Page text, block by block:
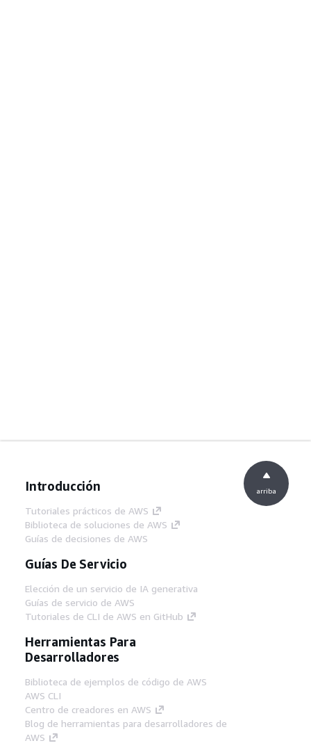
Introducción
Tutoriales prácticos de AWS
Biblioteca de soluciones de AWS
Guías de decisiones de AWS
Guías De Servicio
Elección de un servicio de IA generativa
Guías de servicio de AWS
Tutoriales de CLI de AWS en GitHub
Herramientas Para
Desarrolladores
Biblioteca de ejemplos de código de AWS
AWS CLI
Centro de creadores en AWS
Blog de herramientas para desarrolladores de
AWS
arriba